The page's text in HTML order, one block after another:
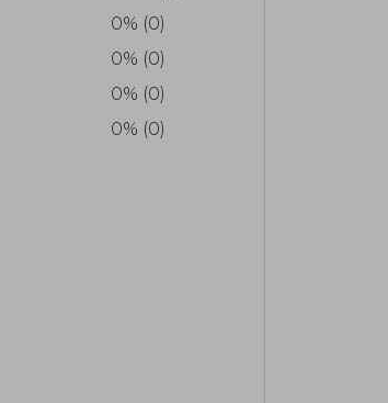
0% (0)
0% (0)
0% (0)
0% (0)